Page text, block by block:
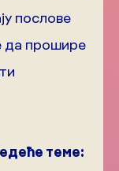
послове
да прошире
теме: